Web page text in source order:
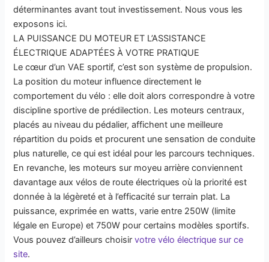
déterminantes avant tout investissement. Nous vous les
exposons ici.
LA PUISSANCE DU MOTEUR ET L’ASSISTANCE
ÉLECTRIQUE ADAPTÉES À VOTRE PRATIQUE
Le cœur d’un VAE sportif, c’est son système de propulsion.
La position du moteur influence directement le
comportement du vélo : elle doit alors correspondre à votre
discipline sportive de prédilection. Les moteurs centraux,
placés au niveau du pédalier, affichent une meilleure
répartition du poids et procurent une sensation de conduite
plus naturelle, ce qui est idéal pour les parcours techniques.
En revanche, les moteurs sur moyeu arrière conviennent
davantage aux vélos de route électriques où la priorité est
donnée à la légèreté et à l’efficacité sur terrain plat. La
puissance, exprimée en watts, varie entre 250W (limite
légale en Europe) et 750W pour certains modèles sportifs.
Vous pouvez d’ailleurs choisirvotre vélo électrique sur ce
site.